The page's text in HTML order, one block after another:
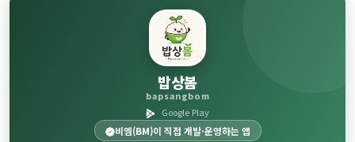
밥상봄
bapsangbom
Google Play
비엠(BM)이 직접 개발·운영하는 앱